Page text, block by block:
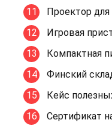
Проектор
Игровая
Компактная
Финский
Кейс
Сертификат